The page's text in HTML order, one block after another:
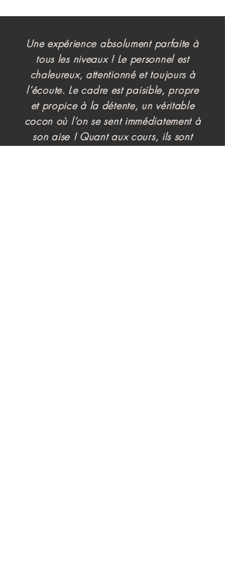
Une expérience absolument parfaite à
tous les niveaux ! Le personnel est
chaleureux, attentionné et toujours à
l’écoute. Le cadre est paisible, propre
et propice à la détente, un véritable
cocon où l’on se sent immédiatement à
son aise ! Quant aux cours, ils sont